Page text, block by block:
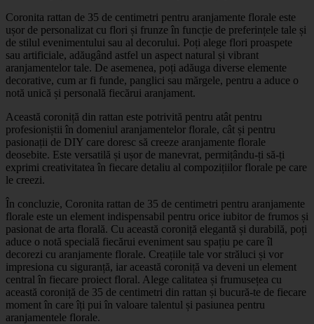
Coronita rattan de 35 de centimetri pentru aranjamente florale este
ușor de personalizat cu flori și frunze în funcție de preferințele tale și
de stilul evenimentului sau al decorului. Poți alege flori proaspete
sau artificiale, adăugând astfel un aspect natural și vibrant
aranjamentelor tale. De asemenea, poți adăuga diverse elemente
decorative, cum ar fi funde, panglici sau mărgele, pentru a aduce o
notă unică și personală fiecărui aranjament.
Această coroniță din rattan este potrivită pentru atât pentru
profesioniștii în domeniul aranjamentelor florale, cât și pentru
pasionații de DIY care doresc să creeze aranjamente florale
deosebite. Este versatilă și ușor de manevrat, permițându-ți să-ți
exprimi creativitatea în fiecare detaliu al compozițiilor florale pe care
le creezi.
În concluzie, Coronita rattan de 35 de centimetri pentru aranjamente
florale este un element indispensabil pentru orice iubitor de frumos și
pasionat de arta florală. Cu această coroniță elegantă și durabilă, poți
aduce o notă specială fiecărui eveniment sau spațiu pe care îl
decorezi cu aranjamente florale. Creațiile tale vor străluci și vor
impresiona cu siguranță, iar această coroniță va deveni un element
central în fiecare proiect floral. Alege calitatea și frumusețea cu
această coroniță de 35 de centimetri din rattan și bucură-te de fiecare
moment în care îți pui în valoare talentul și pasiunea pentru
aranjamentele florale.